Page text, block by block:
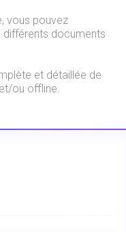
vous pouvez
documents
et détaillée de
ou offline.